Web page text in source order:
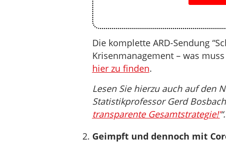
Die komplette ARD-Sendung
Krisenmanagement – was
hier zu finden.
Lesen Sie hierzu auch auf den
Statistikprofessor Gerd Bosbach
transparente Gesamtstrategie!’“.
Geimpft und dennoch mit